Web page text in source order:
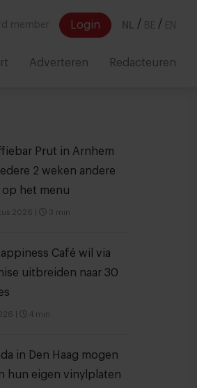
member Login NL / BE / EN
Adverteren Redacteuren
Prut in Arnhem
2 weken andere
op het menu
2026 3 min
Café wil via
uitbreiden naar 30
4 min
in Den Haag mogen
hun eigen vinylplaten